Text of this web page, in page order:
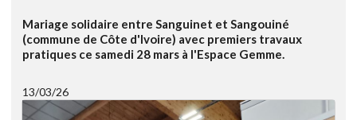
Mariage solidaire entre Sanguinet et Sangouiné
(commune de Côte d'Ivoire) avec premiers travaux
pratiques ce samedi 28 mars à l'Espace Gemme.
13/03/26